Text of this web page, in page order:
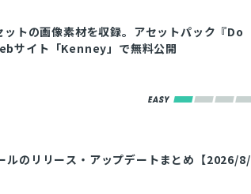
トの画像素材を収録。アセットパック『Do
サイト「Kenney」で無料公開
ルのリリース・アップデートまとめ【2026/8/